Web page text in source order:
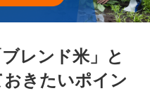
レンド米」と
きたいポイン